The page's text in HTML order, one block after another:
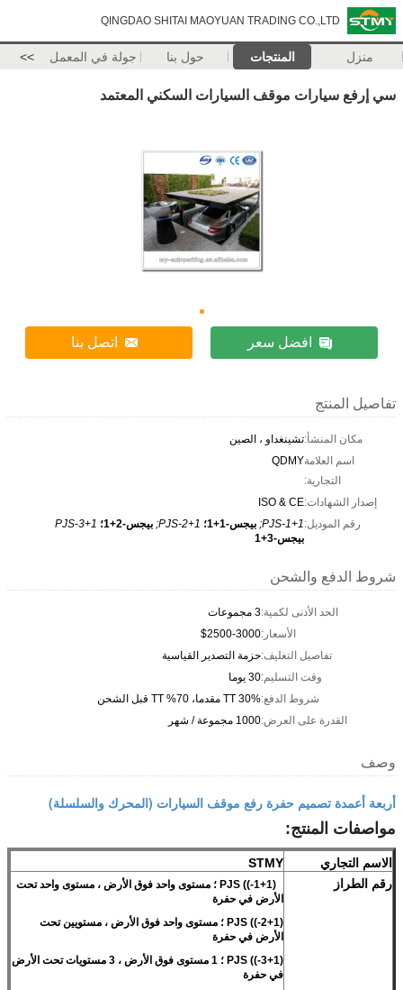
QINGDAO SHITAI MAOYUAN TRADING CO.,LTD
منزل المنتجات حول بنا جولة في المعمل >>
سي إرفع سيارات موقف السيارات السكني المعتمد
افضل سعر اتصل بنا
تفاصيل المنتج
مكان المنشأ:تشينغداو ، الصين
اسم العلامة
التجارية:
QDMY
إصدار الشهادات:ISO & CE
رقم الموديل:PJS-1+1; بيجس-1+1؛ PJS-2+1; بيجس-2+1؛
PJS-3+1
بيجس-3+1
شروط الدفع والشحن
الحد الأدنى لكمية:3 مجموعات
الأسعار:$2500-3000
تفاصيل التغليف:حزمة التصدير القياسية
وقت التسليم:30 يوما
شروط الدفع:30% TT مقدما، 70% TT قبل الشحن
القدرة على العرض:1000 مجموعة / شهر
وصف
أربعة أعمدة تصميم حفرة رفع موقف السيارات (المحرك والسلسلة)
مواصفات المنتج:
الاسم التجاري
STMY
رقم الطراز
PJS ((-1+1) ؛ مستوى واحد فوق الأرض ، مستوى واحد تحت
الأرض في حفرة
PJS ((-2+1) ؛ مستوى واحد فوق الأرض ، مستويين تحت
الأرض في حفرة
PJS ((-3+1) ؛ 1 مستوى فوق الأرض ، 3 مستويات تحت الأرض
في حفرة